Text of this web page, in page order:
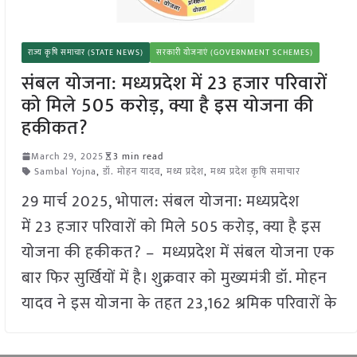
राज्य कृषि समाचार (STATE NEWS) सरकारी योजनाएं (GOVERNMENT SCHEMES)
संबल योजना: मध्यप्रदेश में 23 हजार परिवारों
को मिले 505 करोड़, क्या है इस योजना की
हकीकत?
March 29, 2025
3 min read
Sambal Yojna, डॉ. मोहन यादव, मध्य प्रदेश, मध्य प्रदेश कृषि समाचार
29 मार्च 2025, भोपाल: संबल योजना: मध्यप्रदेश
में 23 हजार परिवारों को मिले 505 करोड़, क्या है इस
योजना की हकीकत? – मध्यप्रदेश में संबल योजना एक
बार फिर सुर्खियों में है। शुक्रवार को मुख्यमंत्री डॉ. मोहन
यादव ने इस योजना के तहत 23,162 श्रमिक परिवारों के